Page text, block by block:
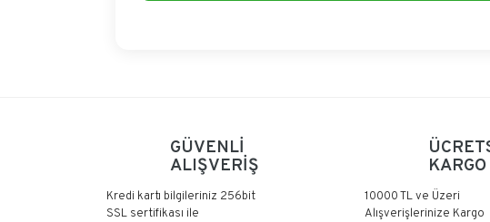
GÜVENLİ
ALIŞVERİŞ
Kredi kartı bilgileriniz 256bit
SSL sertifikası ile
KARGO
10000 TL ve Üzeri
Alışverişlerinize Kargo